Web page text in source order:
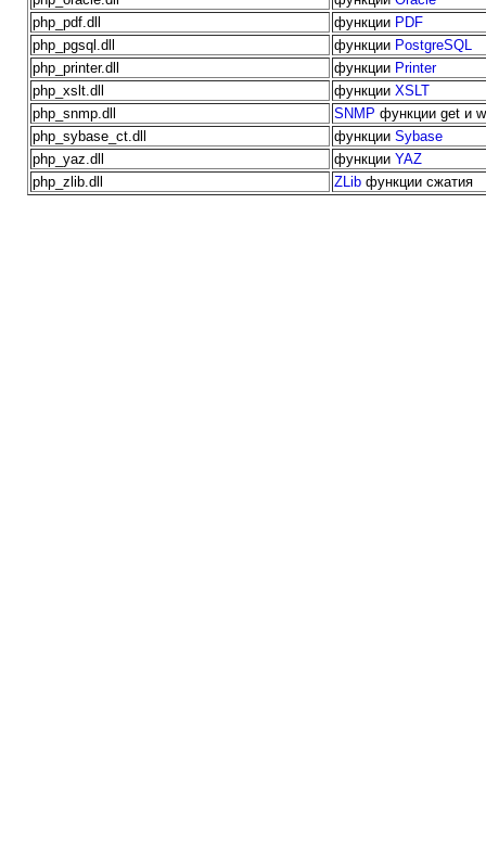
php_pdf.dll
функции PDF
php_pgsql.dll
функции PostgreSQL
php_printer.dll
функции Printer
php_xslt.dll
функции XSLT
php_snmp.dll
SNMP функции get и
php_sybase_ct.dll
функции Sybase
php_yaz.dll
функции YAZ
php_zlib.dll
ZLib функции сжатия